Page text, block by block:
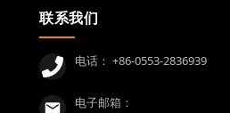
联系我们
电话： +86-0553-2836939
电子邮箱：